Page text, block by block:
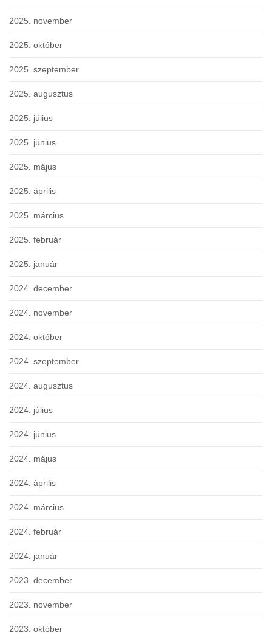
2025. november
2025. október
2025. szeptember
2025. augusztus
2025. július
2025. június
2025. május
2025. április
2025. március
2025. február
2025. január
2024. december
2024. november
2024. október
2024. szeptember
2024. augusztus
2024. július
2024. június
2024. május
2024. április
2024. március
2024. február
2024. január
2023. december
2023. november
2023. október